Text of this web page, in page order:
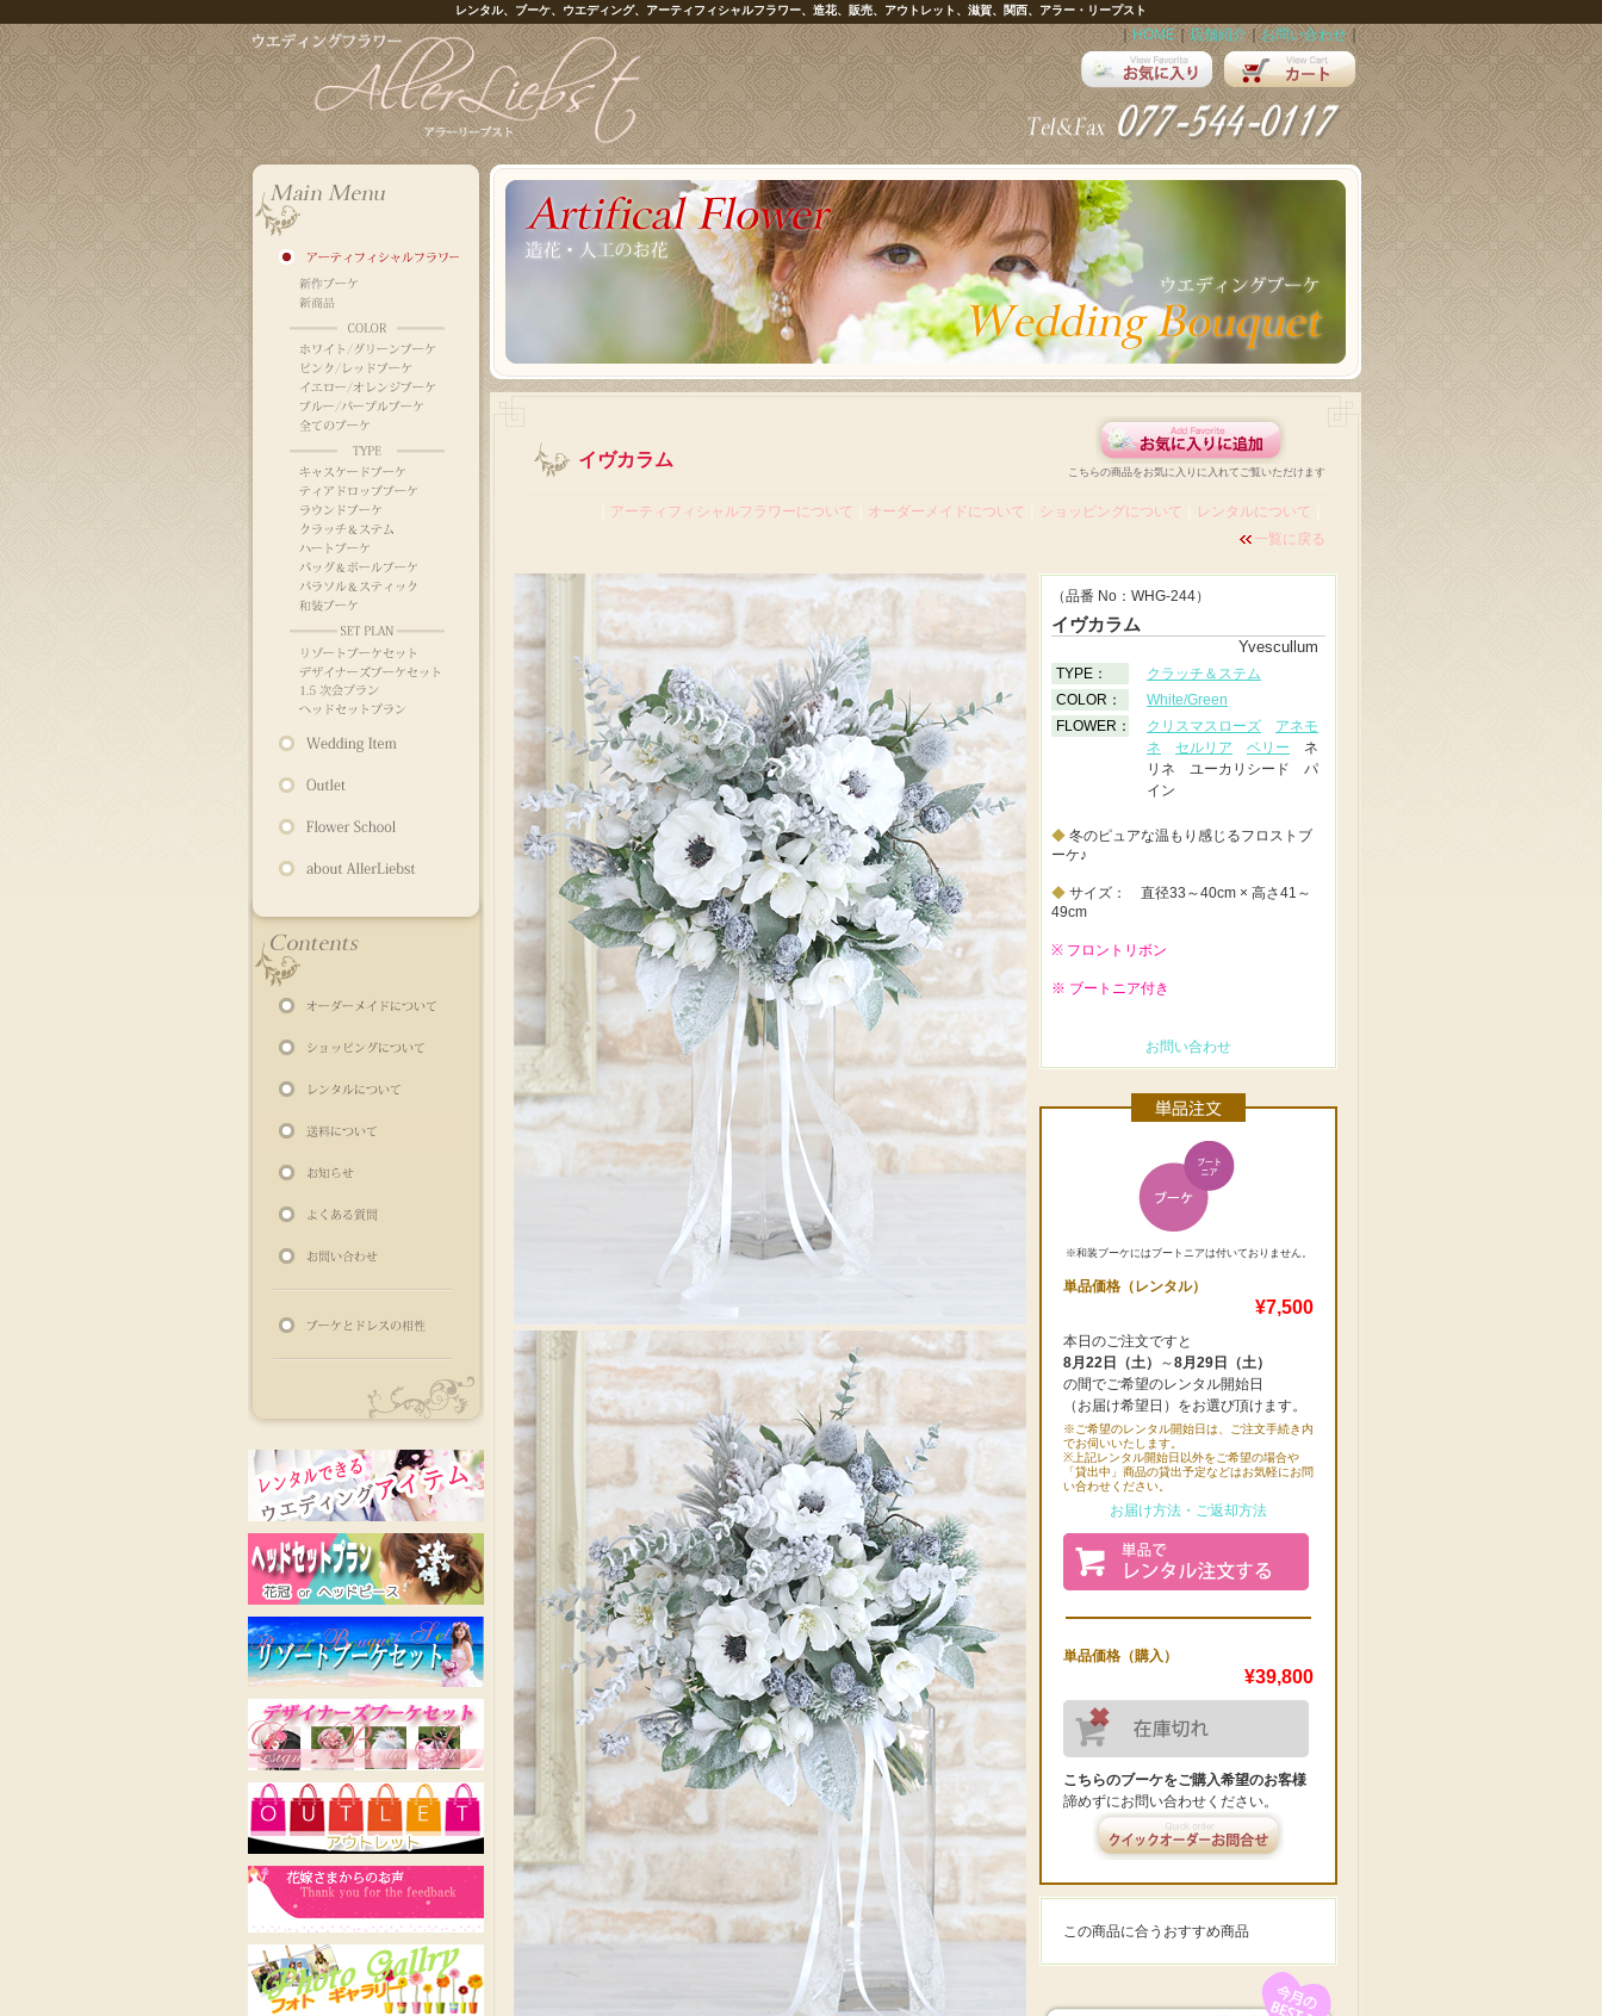
レンタル、ブーケ、ウエディング、アーティフィシャルフラワー、造花、販売、アウトレット、滋賀、関西、アラー・リープスト
｜ HOME｜ 店舗紹介 ｜お問い合わせ｜
こちらの商品をお気に入りに入れてご覧いただけます
イヴカラム
アーティフィシャルフラワーについて オーダーメイドについて ショッピングについて レンタルについて
一覧に戻る
（品番 No：WHG-244）
イヴカラム
Yvescullum
TYPE：
クラッチ＆ステム
COLOR：
White/Green
FLOWER：
クリスマスローズ
アネモ
ネ
セルリア ベリー ネ
リネ ユーカリシード パ
イン
◆ 冬のピュアな温もり感じるフロストブ
ーケ♪
◆ サイズ： 直径33～40cm × 高さ41～
49cm
※ フロントリボン
※ ブートニア付き
お問い合わせ
※和装ブーケにはブートニアは付いておりません。
単品価格（レンタル）
¥7,500
本日のご注文ですと
8月22日（土）
～8月29日（土）
の間でご希望のレンタル開始日
（お届け希望日）をお選び頂けます。
※ご希望のレンタル開始日は、ご注文手続き内
でお伺いいたします。
※上記レンタル開始日以外をご希望の場合や
「貸出中」商品の貸出予定などはお気軽にお問
い合わせください。
お届け方法・ご返却方法
単品価格（購入）
¥39,800
こちらのブーケをご購入希望のお客様
諦めずにお問い合わせください。
この商品に合うおすすめ商品